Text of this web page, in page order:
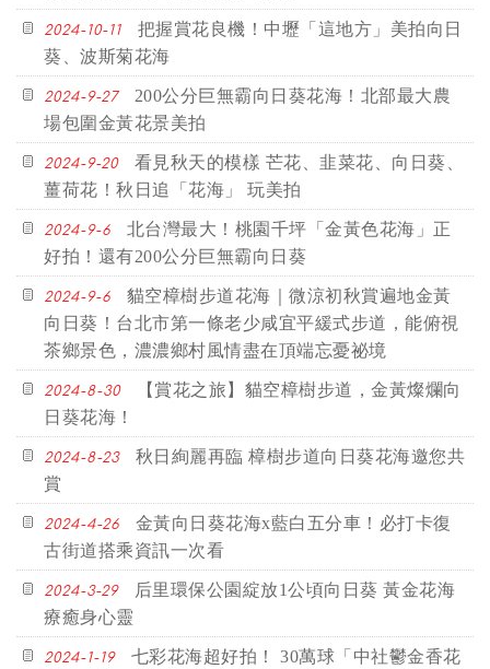
2024-10-11
把握賞花良機！中壢「這地方」美拍向日
葵、波斯菊花海
2024-9-27
200公分巨無霸向日葵花海！北部最大農
場包圍金黃花景美拍
2024-9-20
看見秋天的模樣 芒花、韭菜花、向日葵、
薑荷花！秋日追「花海」 玩美拍
2024-9-6
北台灣最大！桃園千坪「金黃色花海」正
好拍！還有200公分巨無霸向日葵
2024-9-6
貓空樟樹步道花海｜微涼初秋賞遍地金黃
向日葵！台北市第一條老少咸宜平緩式步道，能俯視
茶鄉景色，濃濃鄉村風情盡在頂端忘憂祕境
2024-8-30
【賞花之旅】貓空樟樹步道，金黃燦爛向
日葵花海！
2024-8-23
秋日絢麗再臨 樟樹步道向日葵花海邀您共
賞
2024-4-26
金黃向日葵花海x藍白五分車！必打卡復
古街道搭乘資訊一次看
2024-3-29
后里環保公園綻放1公頃向日葵 黃金花海
療癒身心靈
2024-1-19
七彩花海超好拍！ 30萬球「中社鬱金香花